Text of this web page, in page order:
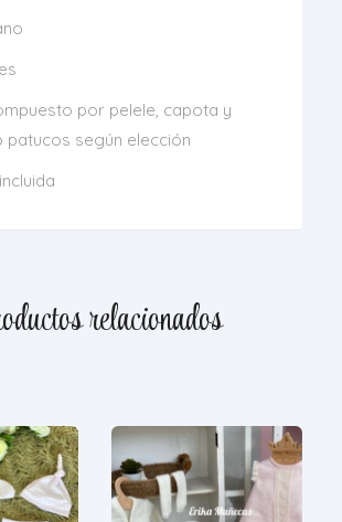
por pelele, capota y
patucos según elección
relacionados